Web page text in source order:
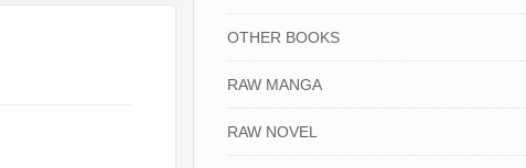
OTHER BOOKS
RAW MANGA
RAW NOVEL